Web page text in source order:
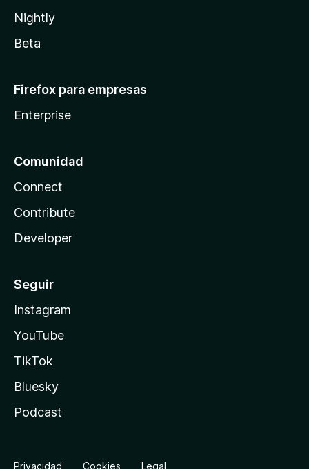
Nightly
Beta
Firefox para empresas
Enterprise
Comunidad
Connect
Contribute
Developer
Seguir
Instagram
YouTube
TikTok
Bluesky
Podcast
Privacidad Cookies Legal